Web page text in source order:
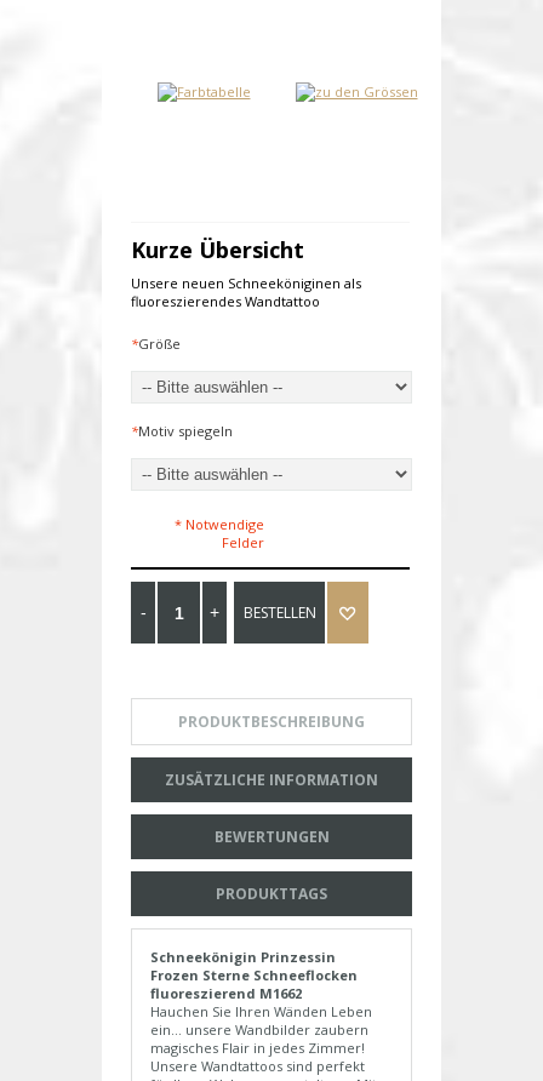
Kurze Übersicht
Unsere neuen Schneeköniginen als
fluoreszierendes Wandtattoo
*Größe
*Motiv spiegeln
* Notwendige
Felder
BESTELLEN
PRODUKTBESCHREIBUNG
ZUSÄTZLICHE INFORMATION
BEWERTUNGEN
PRODUKTTAGS
Schneekönigin Prinzessin
Frozen Sterne Schneeflocken
fluoreszierend M1662
Hauchen Sie Ihren Wänden Leben
ein... unsere Wandbilder zaubern
magisches Flair in jedes Zimmer!
Unsere Wandtattoos sind perfekt